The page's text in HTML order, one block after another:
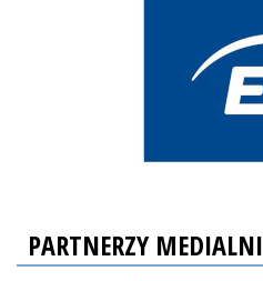
PARTNERZY MEDIALNI